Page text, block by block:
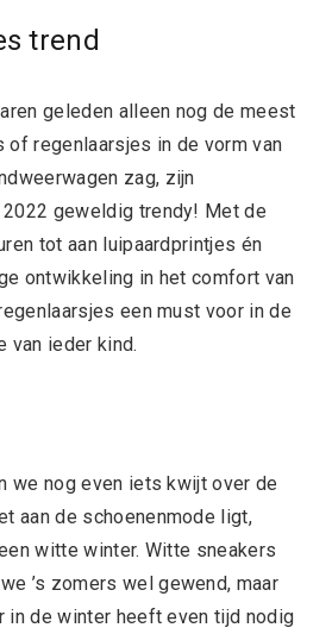
trend
geleden alleen nog de meest
of regenlaarsjes in de vorm van
zag, zijn
geweldig trendy! Met de
tot aan luipaardprintjes én
ontwikkeling in het comfort van
een must voor in de
van ieder kind.
we nog even iets kwijt over de
aan de schoenenmode ligt,
witte winter. Witte sneakers
’s zomers wel gewend, maar
in de winter heeft even tijd nodig